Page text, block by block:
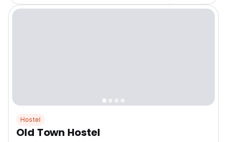
Hostel
Old Town Hostel